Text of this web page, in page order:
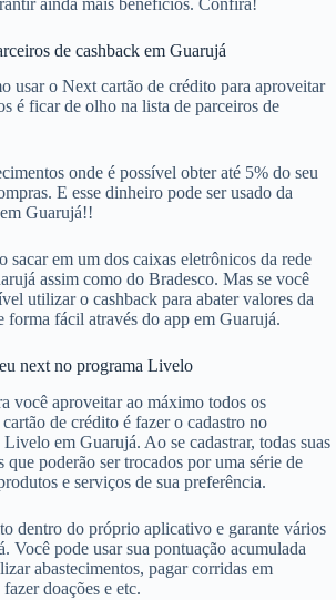
de cashback em Guarujá
usar o Next cartão de crédito para aproveitar
é ficar de olho na lista de parceiros de
onde é possível obter até 5% do seu
E esse dinheiro pode ser usado da
Guarujá!!
sacar em um dos caixas eletrônicos da rede
assim como do Bradesco. Mas se você
utilizar o cashback para abater valores da
forma fácil através do app em Guarujá.
next no programa Livelo
você aproveitar ao máximo todos os
de crédito é fazer o cadastro no
em Guarujá. Ao se cadastrar, todas suas
que poderão ser trocados por uma série de
e serviços de sua preferência.
dentro do próprio aplicativo e garante vários
Você pode usar sua pontuação acumulada
abastecimentos, pagar corridas em
doações e etc.